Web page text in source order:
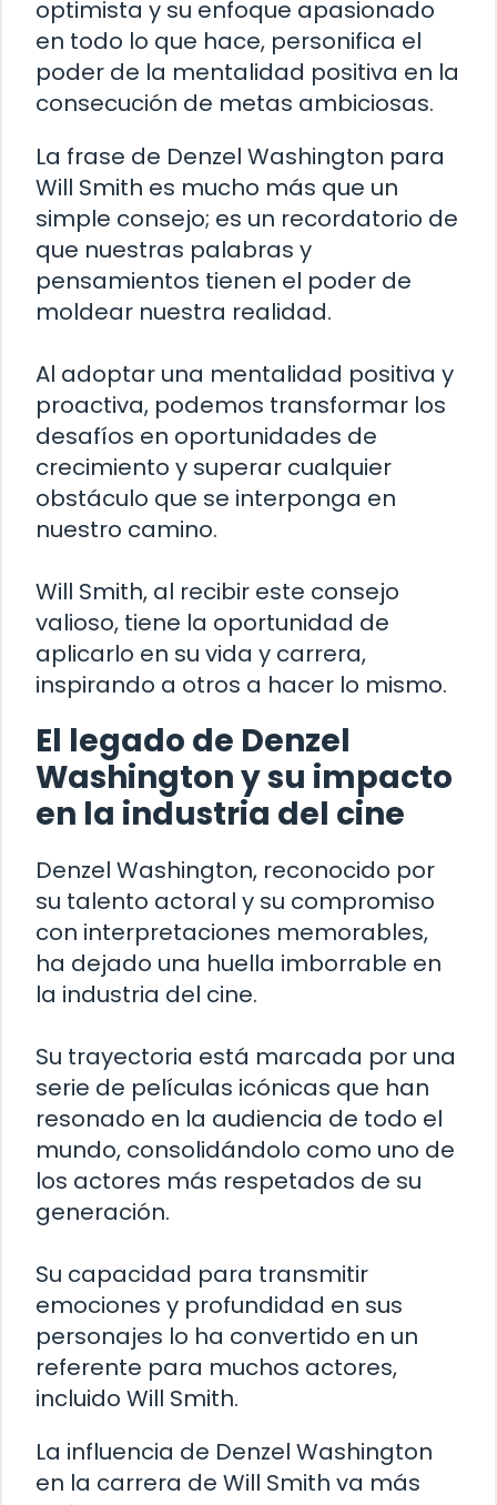
optimista y su enfoque apasionado
en todo lo que hace, personifica el
poder de la mentalidad positiva en la
consecución de metas ambiciosas.
La frase de Denzel Washington para
Will Smith es mucho más que un
simple consejo; es un recordatorio de
que nuestras palabras y
pensamientos tienen el poder de
moldear nuestra realidad.
Al adoptar una mentalidad positiva y
proactiva, podemos transformar los
desafíos en oportunidades de
crecimiento y superar cualquier
obstáculo que se interponga en
nuestro camino.
Will Smith, al recibir este consejo
valioso, tiene la oportunidad de
aplicarlo en su vida y carrera,
inspirando a otros a hacer lo mismo.
El legado de Denzel
Washington y su impacto
en la industria del cine
Denzel Washington, reconocido por
su talento actoral y su compromiso
con interpretaciones memorables,
ha dejado una huella imborrable en
la industria del cine.
Su trayectoria está marcada por una
serie de películas icónicas que han
resonado en la audiencia de todo el
mundo, consolidándolo como uno de
los actores más respetados de su
generación.
Su capacidad para transmitir
emociones y profundidad en sus
personajes lo ha convertido en un
referente para muchos actores,
incluido Will Smith.
La influencia de Denzel Washington
en la carrera de Will Smith va más